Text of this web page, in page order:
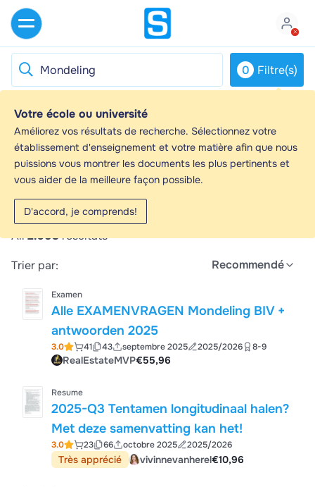
0 Filtre(s)
Votre école ou université
Améliorez vos résultats de recherche. Sélectionnez votre
établissement d'enseignement et votre matière afin que nous
puissions vous montrer les documents les plus pertinents et
vous aider de la meilleure façon possible.
D'accord, je comprends!
Mondeling - Guides d'étude, Notes de
cours & Résumés
Vous recherchez les meilleurs guides d'étude, notes
d'étude et résumés sur Mondeling ? Sur cette page,
vous trouverez 2903 documents pour vous aider à
réviser pour Mondeling.
All2.903résultats
Trier par:
Recommendé
Examen
Alle EXAMENVRAGEN Mondeling BIV +
antwoorden 2025
3.0 41 43 septembre 2025 2025/2026 8-9
RealEstateMVP€55,96
Resume
2025-Q3 Tentamen longitudinaal halen?
Met deze samenvatting kan het!
3.0 23 66 octobre 2025 2025/2026
Très apprécié vivinnevanherel€10,96